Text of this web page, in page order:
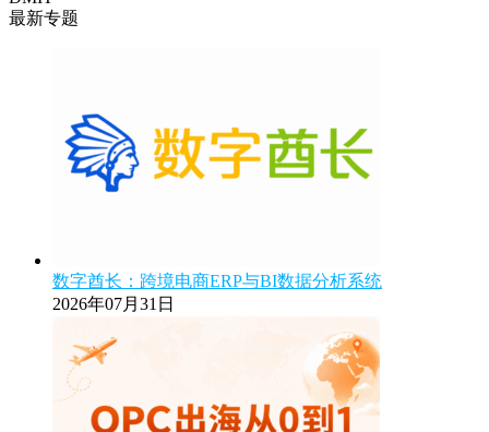
最新专题
数字酋长：跨境电商ERP与BI数据分析系统
2026年07月31日